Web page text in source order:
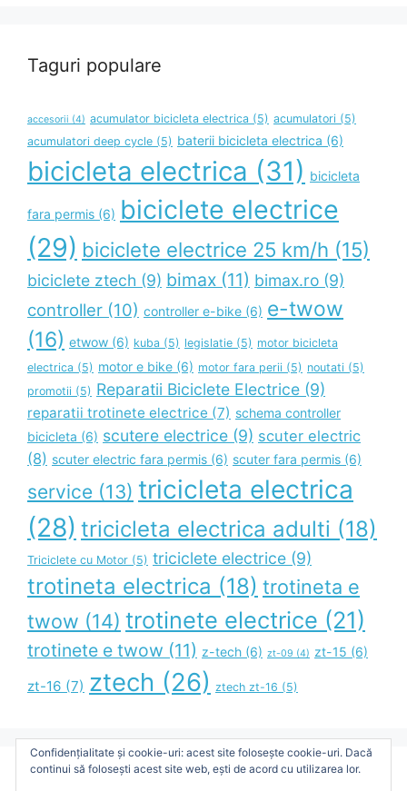
Taguri populare
accesorii (4) acumulator bicicleta electrica (5) acumulatori (5)
acumulatori deep cycle (5) baterii bicicleta electrica (6)
bicicleta electrica (31) bicicleta
fara permis (6) biciclete electrice
(29) biciclete electrice 25 km/h (15)
biciclete ztech (9) bimax (11) bimax.ro (9)
controller (10) controller e-bike (6) e-twow
(16) etwow (6) kuba (5) legislatie (5) motor bicicleta
electrica (5) motor e bike (6) motor fara perii (5) noutati (5)
promotii (5) Reparatii Biciclete Electrice (9)
reparatii trotinete electrice (7) schema controller
bicicleta (6) scutere electrice (9) scuter electric
(8) scuter electric fara permis (6) scuter fara permis (6)
service (13) tricicleta electrica
(28) tricicleta electrica adulti (18)
Triciclete cu Motor (5) triciclete electrice (9)
trotineta electrica (18) trotineta e
twow (14) trotinete electrice (21)
trotinete e twow (11) z-tech (6) zt-09 (4) zt-15 (6)
zt-16 (7) ztech (26) ztech zt-16 (5)
Confidențialitate și cookie-uri: acest site folosește cookie-uri. Dacă
continui să folosești acest site web, ești de acord cu utilizarea lor.